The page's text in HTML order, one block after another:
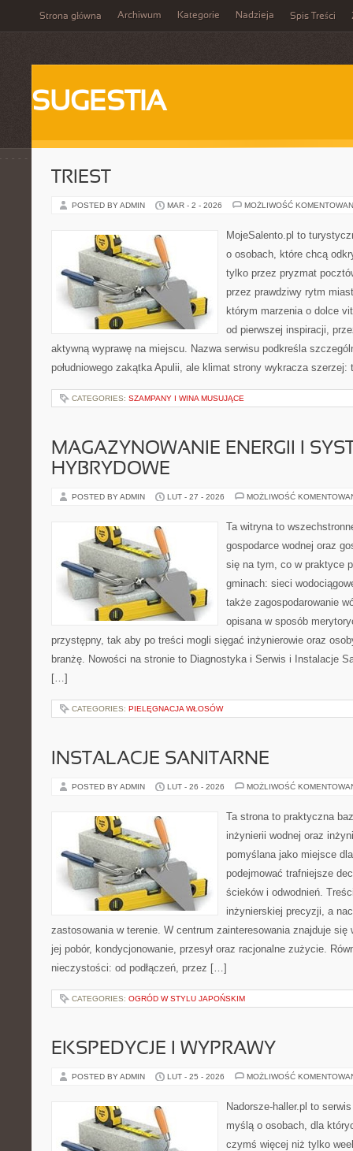
Strona główna Archiwum Kategorie Nadzieja Spis Treści
SUGESTIA
TRIEST
POSTED BY ADMIN MAR - 2 - 2026 MOŻLIWOŚĆ
MojeSalento.pl to
o osobach, które chcą
tylko przez pryzmat
przez prawdziwy rytm
którym marzenia o dolce
od pierwszej inspiracji,
aktywną wyprawę na miejscu. Nazwa serwisu podkreśla
południowego zakątka Apulii, ale klimat strony wykracza
CATEGORIES: SZAMPANY I WINA MUSUJĄCE
MAGAZYNOWANIE ENERGII I
HYBRYDOWE
POSTED BY ADMIN LUT - 27 - 2026 MOŻLIWOŚĆ
Ta witryna to
gospodarce wodnej oraz
się na tym, co w praktyce
gminach: sieci
także zagospodarowanie
opisana w sposób
przystępny, tak aby po treści mogli sięgać inżynierowie oraz
branżę. Nowości na stronie to Diagnostyka i Serwis i Instalacje
[…]
CATEGORIES: PIELĘGNACJA WŁOSÓW
INSTALACJE SANITARNE
POSTED BY ADMIN LUT - 26 - 2026 MOŻLIWOŚĆ
Ta strona to praktyczna
inżynierii wodnej oraz
pomyślana jako miejsce
podejmować trafniejsze
ścieków i odwodnień.
inżynierskiej precyzji, a
zastosowania w terenie. W centrum zainteresowania znajduje się
jej pobór, kondycjonowanie, przesył oraz racjonalne zużycie.
nieczystości: od podłączeń, przez […]
CATEGORIES: OGRÓD W STYLU JAPOŃSKIM
EKSPEDYCJE I WYPRAWY
POSTED BY ADMIN LUT - 25 - 2026 MOŻLIWOŚĆ
Nadorsze-haller.pl to
myślą o osobach, dla
czymś więcej niż tylko